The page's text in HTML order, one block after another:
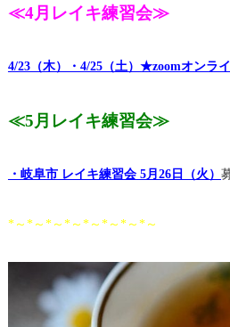
≪4月レイキ練習会≫
4/23（木）・4/25（土）★zoomオンラ
≪5月レイキ練習会≫
・岐阜市 レイキ練習会 5月26日（火）
*～*～*～*～*～*～*～*～